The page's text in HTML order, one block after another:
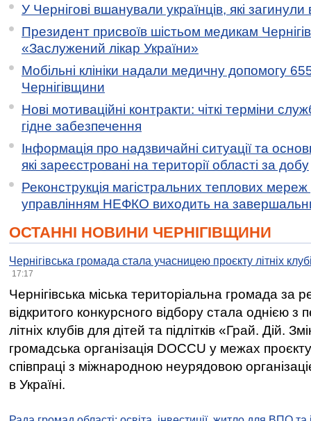
У Чернігові вшанували українців, які загинули
Президент присвоїв шістьом медикам
«Заслужений лікар України»
Мобільні клініки надали медичну допомогу
Чернігівщини
Нові мотиваційні контракти: чіткі терміни
гідне забезпечення
Інформація про надзвичайні ситуації та
які зареєстровані на території області за добу
Реконструкція магістральних теплових мереж
управлінням НЕФКО виходить на
ОСТАННІ НОВИНИ ЧЕРНІГІВЩИНИ
Чернігівська громада стала учасницею проєкту літніх
17:17
Чернігівська міська територіальна громада за
відкритого конкурсного відбору стала однією
літніх клубів для дітей та підлітків «Грай. Дій.
громадська організація DOCCU у межах
співпраці з міжнародною неурядовою
в Україні.